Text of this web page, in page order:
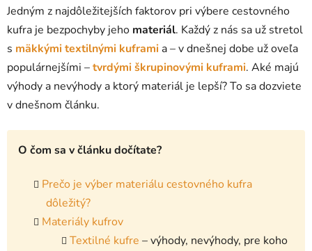
Jedným z najdôležitejších faktorov pri výbere cestovného
kufra je bezpochyby jeho materiál. Každý z nás sa už stretol
s mäkkými textilnými kuframi a – v dnešnej dobe už oveľa
populárnejšími –tvrdými škrupinovými kuframi. Aké majú
výhody a nevýhody a ktorý materiál je lepší? To sa dozviete
v dnešnom článku.
O čom sa v článku dočítate?
Prečo je výber materiálu cestovného kufra
dôležitý?
Materiály kufrov
Textilné kufre – výhody, nevýhody, pre koho